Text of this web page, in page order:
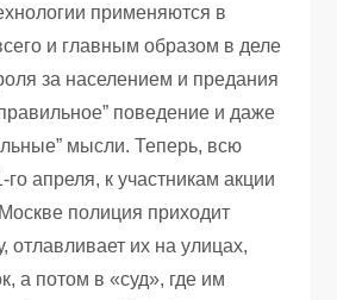
применяются в
и главным образом в деле
за населением и предания
поведение и даже
мысли. Теперь, всю
апреля, к участникам акции
полиция приходит
отлавливает их на улицах,
а потом в «суд», где им